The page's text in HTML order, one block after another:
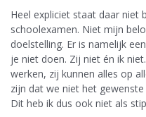
Heel expliciet staat daar niet
schoolexamen. Niet mijn
doelstelling. Er is namelijk
je niet doen. Zij niet én ik
werken, zij kunnen alles op
zijn dat we niet het
Dit heb ik dus ook niet als